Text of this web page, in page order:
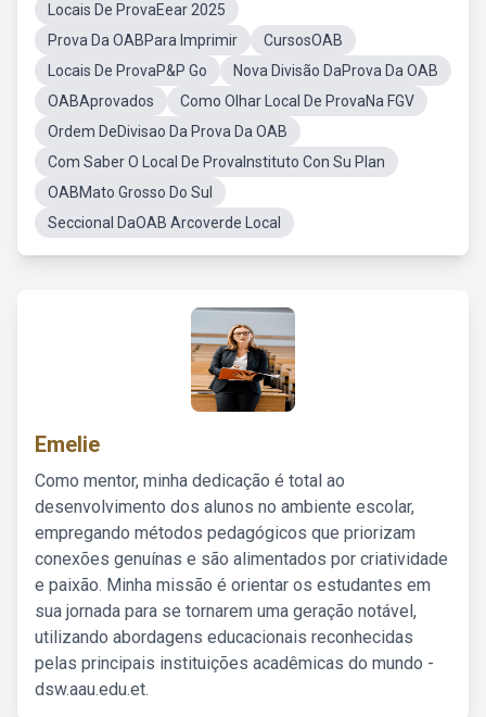
Locais De ProvaEear 2025
Prova Da OABPara Imprimir
CursosOAB
Locais De ProvaP&P Go
Nova Divisão DaProva Da OAB
OABAprovados
Como Olhar Local De ProvaNa FGV
Ordem DeDivisao Da Prova Da OAB
Com Saber O Local De ProvaInstituto Con Su Plan
OABMato Grosso Do Sul
Seccional DaOAB Arcoverde Local
Emelie
Como mentor, minha dedicação é total ao
desenvolvimento dos alunos no ambiente escolar,
empregando métodos pedagógicos que priorizam
conexões genuínas e são alimentados por criatividade
e paixão. Minha missão é orientar os estudantes em
sua jornada para se tornarem uma geração notável,
utilizando abordagens educacionais reconhecidas
pelas principais instituições acadêmicas do mundo -
dsw.aau.edu.et.